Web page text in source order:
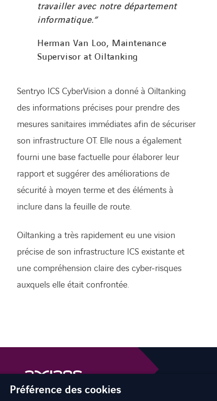
travailler avec notre département
informatique.”
Herman Van Loo, Maintenance
Supervisor at Oiltanking
Sentryo ICS CyberVision a donné à Oiltanking
des informations précises pour prendre des
mesures sanitaires immédiates afin de sécuriser
son infrastructure OT. Elle nous a également
fourni une base factuelle pour élaborer leur
rapport et suggérer des améliorations de
sécurité à moyen terme et des éléments à
inclure dans la feuille de route.
Oiltanking a très rapidement eu une vision
précise de son infrastructure ICS existante et
une compréhension claire des cyber-risques
auxquels elle était confrontée.
Préférence des cookies